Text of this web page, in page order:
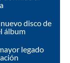
disco de
álbum
legado